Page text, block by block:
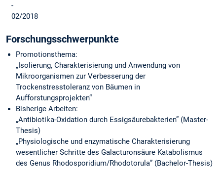
-
02/2018
Forschungsschwerpunkte
Promotionsthema:
„Isolierung, Charakterisierung und Anwendung von
Mikroorganismen zur Verbesserung der
Trockenstresstoleranz von Bäumen in
Aufforstungsprojekten“
Bisherige Arbeiten:
„Antibiotika-Oxidation durch Essigsäurebakterien” (Master-
Thesis)
„Physiologische und enzymatische Charakterisierung
wesentlicher Schritte des Galacturonsäure Katabolismus
des Genus Rhodosporidium/Rhodotorula” (Bachelor-Thesis)